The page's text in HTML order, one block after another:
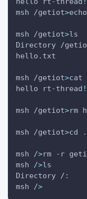
msh /getiot>echo
msh /getiot>
Directory /
msh /getiot>
hello rt-thread !
msh /getiot>rm
msh /getiot>cd
msh />rm -r
msh />
Directory /:
msh />